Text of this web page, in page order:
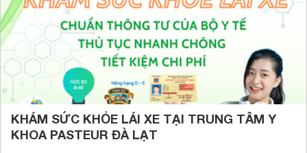
KHÁM SỨC KHỎE LÁI XE TẠI TRUNG TÂM Y
KHOA PASTEUR ĐÀ LẠT